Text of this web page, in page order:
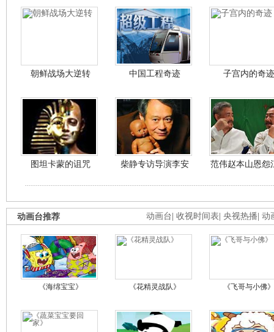
朝鲜战场大逆转 中国工程奇迹 子宫内的奇迹
图坦卡蒙的诅咒 柴静专访导演李安 范伟赵本山恩怨
动画台 收视时间表 央视热播 动
动画台推荐
《海绵宝宝》 《花精灵战队》 《飞哥与小佛》